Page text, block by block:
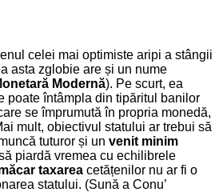
celei mai optimiste aripi a stângii
asta zglobie are și un nume
Modernă). Pe scurt, ea
poate întâmpla din tipăritul banilor
se împrumută în propria monedă,
mult, obiectivul statului ar trebui să
tuturor și un venit minim
piardă vremea cu echilibrele
taxarea cetățenilor nu ar fi o
statului. (Sună a Conu’